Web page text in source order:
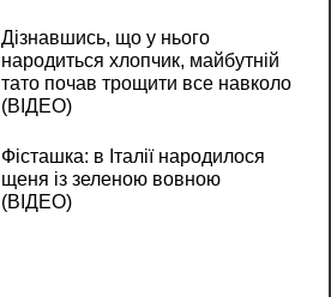
Дізнавшись, що у нього
народиться хлопчик, майбутній
тато почав трощити все навколо
(ВІДЕО)
Фісташка: в Італії народилося
щеня із зеленою вовною
(ВІДЕО)